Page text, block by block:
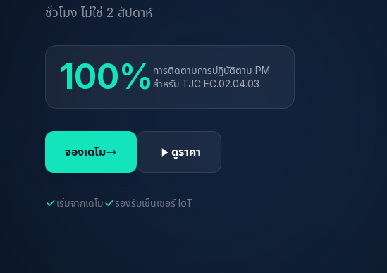
ชั่วโมง ไม่ใช่ 2 สัปดาห์
100% การติดตามการปฏิบัติตาม PM
สำหรับ TJC EC.02.04.03
จองเดโม ดูราคา
เริ่มจากเดโม รองรับเซ็นเซอร์ IoT